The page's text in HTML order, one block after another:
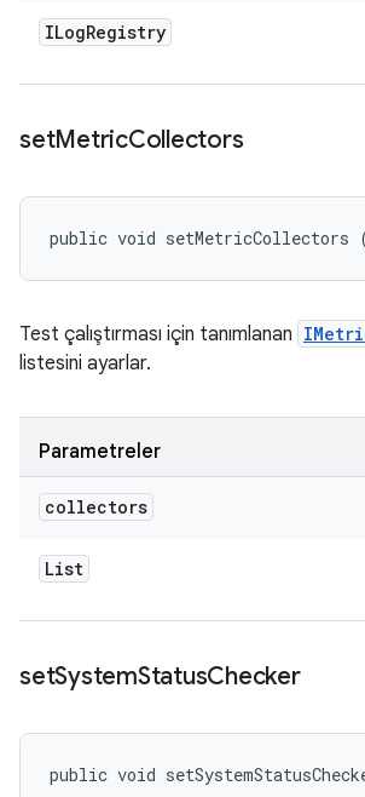
ILogRegistry
setMetricCollectors
public void setMetricCollectors
Test çalıştırması için tanımlanan
listesini ayarlar.
Parametreler
collectors
List
setSystemStatusChecker
public void